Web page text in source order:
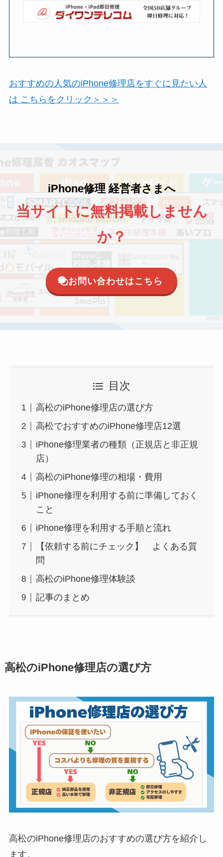
おすすめの人気のiPhone修理店をすぐに見たい人
は こちらをクリック＞＞＞
iPhone修理 経営者さまへ
当サイトに無料掲載しません
か？
お問い合わせはこちら
目次
高松のiPhone修理店の選び方
高松でおすすめのiPhone修理店12選
iPhone修理業者の種類（正規店と非正規
店）
高松のiPhone修理の相場・費用
iPhone修理を利用する前に準備しておく
こと
iPhone修理を利用する手順と流れ
【依頼する前にチェック】 よくある質
問
高松のiPhone修理体験談
記事のまとめ
高松のiPhone修理店の選び方
高松のiPhone修理店のおすすめの選び方を紹介し
ます。